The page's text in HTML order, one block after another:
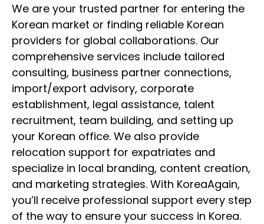
We are your trusted partner for entering the
Korean market or finding reliable Korean
providers for global collaborations. Our
comprehensive services include tailored
consulting, business partner connections,
import/export advisory, corporate
establishment, legal assistance, talent
recruitment, team building, and setting up
your Korean office. We also provide
relocation support for expatriates and
specialize in local branding, content creation,
and marketing strategies. With KoreaAgain,
you’ll receive professional support every step
of the way to ensure your success in Korea.